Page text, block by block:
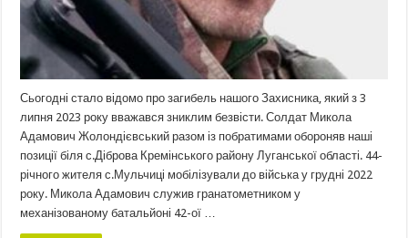
Сьогодні стало відомо про загибель нашого Захисника, який з 3
липня 2023 року вважався зниклим безвісти. Солдат Микола
Адамович Жолондієвський разом із побратимами обороняв наші
позиції біля с.Діброва Кремінського району Луганської області. 44-
річного жителя с.Мульчиці мобілізували до війська у грудні 2022
року. Микола Адамович служив гранатометником у
механізованому батальйоні 42-ої …